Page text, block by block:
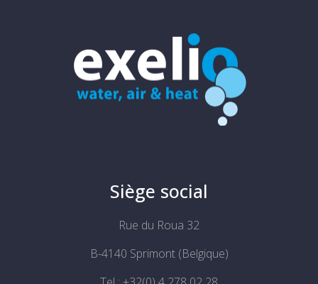
Siège social
Rue du Roua 32
B-4140 Sprimont (Belgique)